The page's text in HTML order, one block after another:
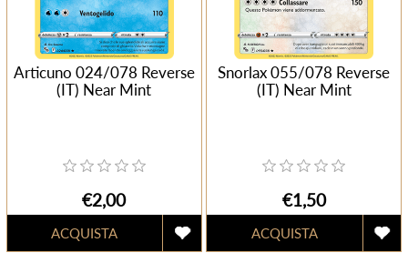
Articuno 024/078 Reverse
(IT) Near Mint
€2,00
Snorlax 055/078 Reverse
(IT) Near Mint
€1,50